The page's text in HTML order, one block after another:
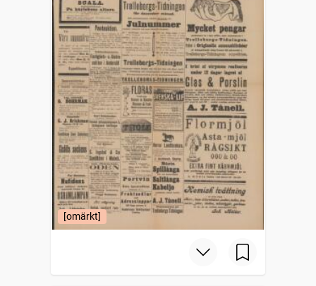
[omärkt]